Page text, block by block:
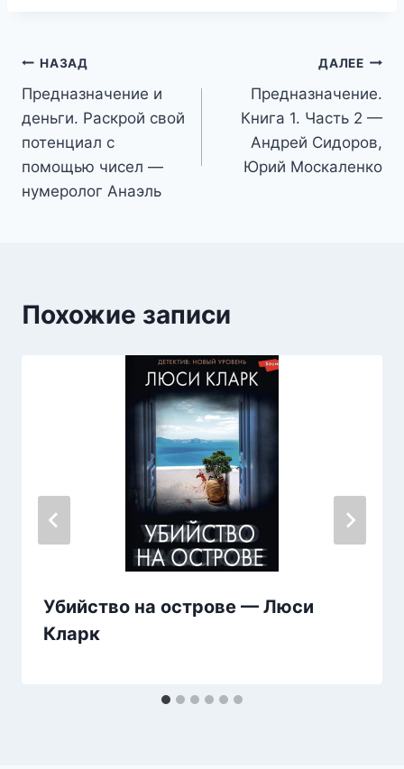
Навигация
по
записям
НАЗАД
Предназначение и
деньги. Раскрой свой
потенциал с
помощью чисел —
нумеролог Анаэль
ДАЛЕЕ
Предназначение.
Книга 1. Часть 2 —
Андрей Сидоров,
Юрий Москаленко
Похожие записи
Убийство на острове — Люси
Кларк